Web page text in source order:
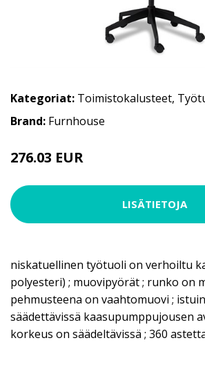
Kategoriat: Toimistokalusteet,
Brand: Furnhouse
276.03 EUR
LISÄTIETOJA
niskatuellinen työtuoli on verhoiltu
polyesteri) ; muovipyörät ; runko on
pehmusteena on vaahtomuovi ;
säädettävissä kaasupumppujousen
korkeus on säädeltävissä ; 360